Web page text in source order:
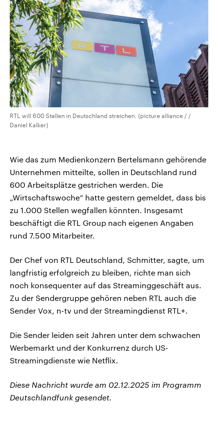
CDU, SPD und FDP regiert.-
Umfragen, Prognosen,
Wahlprogramme, aktuelle Berichte
und Hintergründe zu den Parteien
und Kandidaten der anstehenden
Wahl.
aktuelle Weltgeschehen.
Sendungen Programm Podcasts
Audio-Archiv
RTL will 600 Stellen in Deutschland streichen. (picture alliance / /
Daniel Kalker)
Wie das zum Medienkonzern Bertelsmann gehörende
Unternehmen mitteilte, sollen in Deutschland rund
600 Arbeitsplätze gestrichen werden. Die
„Wirtschaftswoche“ hatte gestern gemeldet, dass bis
zu 1.000 Stellen wegfallen könnten. Insgesamt
beschäftigt die RTL Group nach eigenen Angaben
rund 7.500 Mitarbeiter.
Der Chef von RTL Deutschland, Schmitter, sagte, um
langfristig erfolgreich zu bleiben, richte man sich
noch konsequenter auf das Streaminggeschäft aus.
Zu der Sendergruppe gehören neben RTL auch die
Sender Vox, n-tv und der Streamingdienst RTL+.
Die Sender leiden seit Jahren unter dem schwachen
Werbemarkt und der Konkurrenz durch US-
Streamingdienste wie Netflix.
Diese Nachricht wurde am 02.12.2025 im Programm
Deutschlandfunk gesendet.